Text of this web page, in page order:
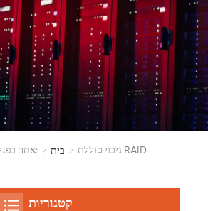
אתה בפנים: / בית / גיבוי סוללת RAID
קטגוריות